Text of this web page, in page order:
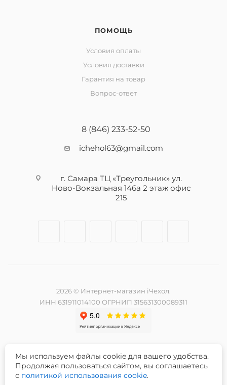
ПОМОЩЬ
Условия оплаты
Условия доставки
Гарантия на товар
Вопрос-ответ
8 (846) 233-52-50
ichehol63@gmail.com
г. Самара ТЦ «Треугольник» ул.
Ново-Вокзальная 146а 2 этаж офис
215
2026 © Интернет-магазин iЧехол.
ИНН 631911014100 ОГРНИП 315631300089311
Разработка и продвижение сайта -
Мы используем файлы cookie для вашего удобства.
Продолжая пользоваться сайтом, вы соглашаетесь
с политикой использования cookie.